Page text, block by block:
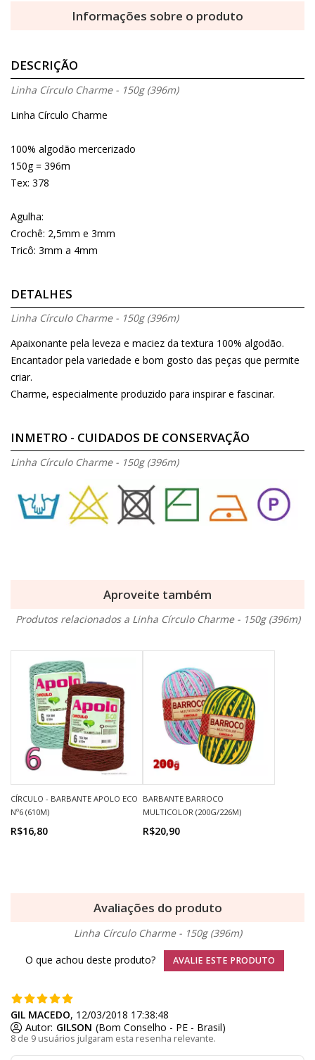
Informações sobre o produto
DESCRIÇÃO
Linha Círculo Charme - 150g (396m)
Linha Círculo Charme
100% algodão mercerizado
150g = 396m
Tex: 378
Agulha:
Crochê: 2,5mm e 3mm
Tricô: 3mm a 4mm
DETALHES
Linha Círculo Charme - 150g (396m)
Apaixonante pela leveza e maciez da textura 100% algodão.
Encantador pela variedade e bom gosto das peças que permite
criar.
Charme, especialmente produzido para inspirar e fascinar.
INMETRO - CUIDADOS DE CONSERVAÇÃO
Linha Círculo Charme - 150g (396m)
Aproveite também
Produtos relacionados a Linha Círculo Charme - 150g (396m)
CÍRCULO - BARBANTE APOLO ECO
Nº6 (610M)
R$16,80
BARBANTE BARROCO
MULTICOLOR (200G/226M)
R$20,90
Avaliações do produto
Linha Círculo Charme - 150g (396m)
O que achou deste produto?
AVALIE ESTE PRODUTO
8 de 9 usuários julgaram esta resenha relevante.
GIL MACEDO, 12/03/2018 17:38:48
Autor: GILSON (Bom Conselho - PE - Brasil)